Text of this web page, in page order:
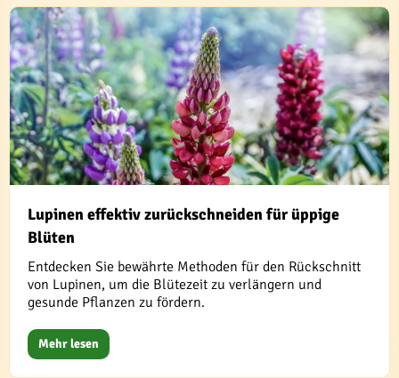
Lupinen effektiv zurückschneiden für üppige
Blüten
Entdecken Sie bewährte Methoden für den Rückschnitt
von Lupinen, um die Blütezeit zu verlängern und
gesunde Pflanzen zu fördern.
Mehr lesen